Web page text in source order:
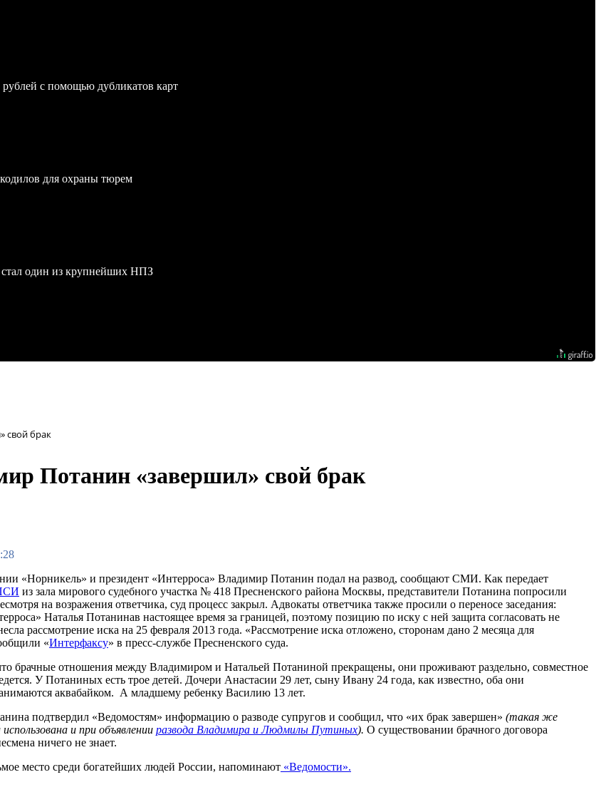
с помощью дубликатов карт
для охраны тюрем
стал один из крупнейших НПЗ
свой брак
Потанин «завершил» свой брак
«Норникель» и президент «Интерроса» Владимир Потанин подал на развод, сообщают СМИ. Как передает
из зала мирового судебного участка № 418 Пресненского района Москвы, представители Потанина попросили
на возражения ответчика, суд процесс закрыл. Адвокаты ответчика также просили о переносе заседания:
Наталья Потанинав настоящее время за границей, поэтому позицию по иску с ней защита согласовать не
рассмотрение иска на 25 февраля 2013 года. «Рассмотрение иска отложено, сторонам дано 2 месяца для
«Интерфаксу» в пресс-службе Пресненского суда.
брачные отношения между Владимиром и Натальей Потаниной прекращены, они проживают раздельно, совместное
У Потаниных есть трое детей. Дочери Анастасии 29 лет, сыну Ивану 24 года, как известно, оба они
аквабайком. А младшему ребенку Василию 13 лет.
подтвердил «Ведомостям» информацию о разводе супругов и сообщил, что «их брак завершен» (такая же
и при объявлении развода Владимира и Людмилы Путиных). О существовании брачного договора
ничего не знает.
место среди богатейших людей России, напоминают «Ведомости».